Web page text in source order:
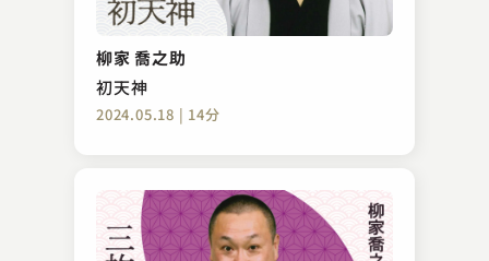
柳家 喬之助
初天神
2024.05.18 | 14分
隅田川 馬石
2023.12.06 | 14分